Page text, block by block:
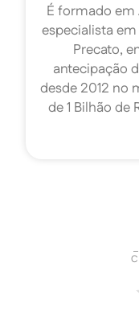
É formado em
especialista
Precato,
antecipação
desde 2012 no
de 1 Bilhão de